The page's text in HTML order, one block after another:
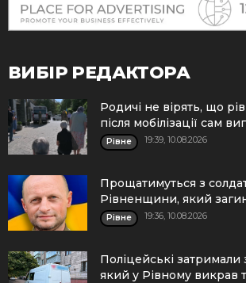
ВИБІР РЕДАКТОРА
Родичі не вірять, що
після мобілізації сам
Рівне 19:39, 10.08.2026
Прощатимуться з
Рівненщини, який
Рівне 19:36, 10.08.2026
Поліцейські
який у Рівному викрав